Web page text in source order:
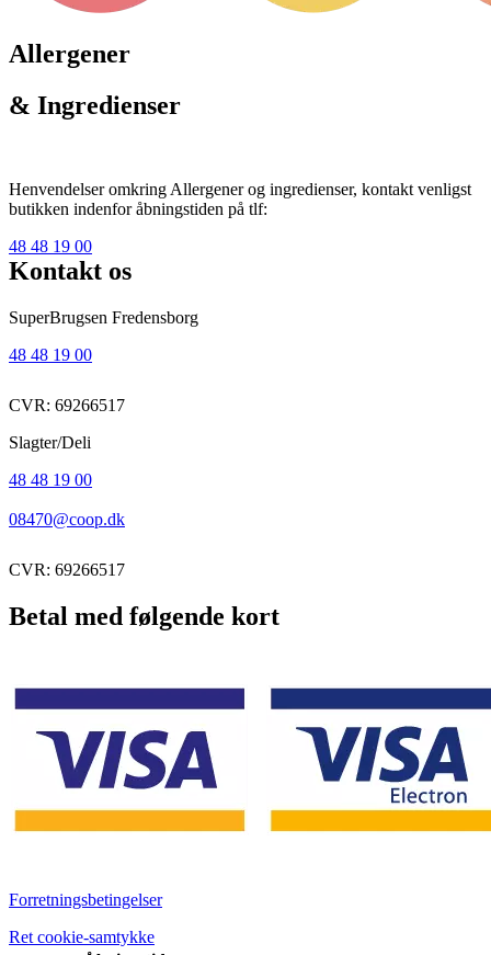
Allergener
& Ingredienser
Henvendelser omkring Allergener og ingredienser, kontakt venligst
butikken indenfor åbningstiden på tlf:
48 48 19 00
Kontakt os
SuperBrugsen Fredensborg
48 48 19 00
CVR: 69266517
Slagter/Deli
48 48 19 00
08470@coop.dk
CVR: 69266517
Betal med følgende kort
Forretningsbetingelser
Ret cookie-samtykke